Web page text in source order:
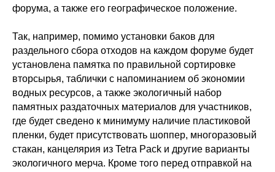
форума, а также его географическое положение.
Так, например, помимо установки баков для
раздельного сбора отходов на каждом форуме будет
установлена памятка по правильной сортировке
вторсырья, таблички с напоминанием об экономии
водных ресурсов, а также экологичный набор
памятных раздаточных материалов для участников,
где будет сведено к минимуму наличие пластиковой
пленки, будет присутствовать шоппер, многоразовый
стакан, канцелярия из Tetra Pack и другие варианты
экологичного мерча. Кроме того перед отправкой на